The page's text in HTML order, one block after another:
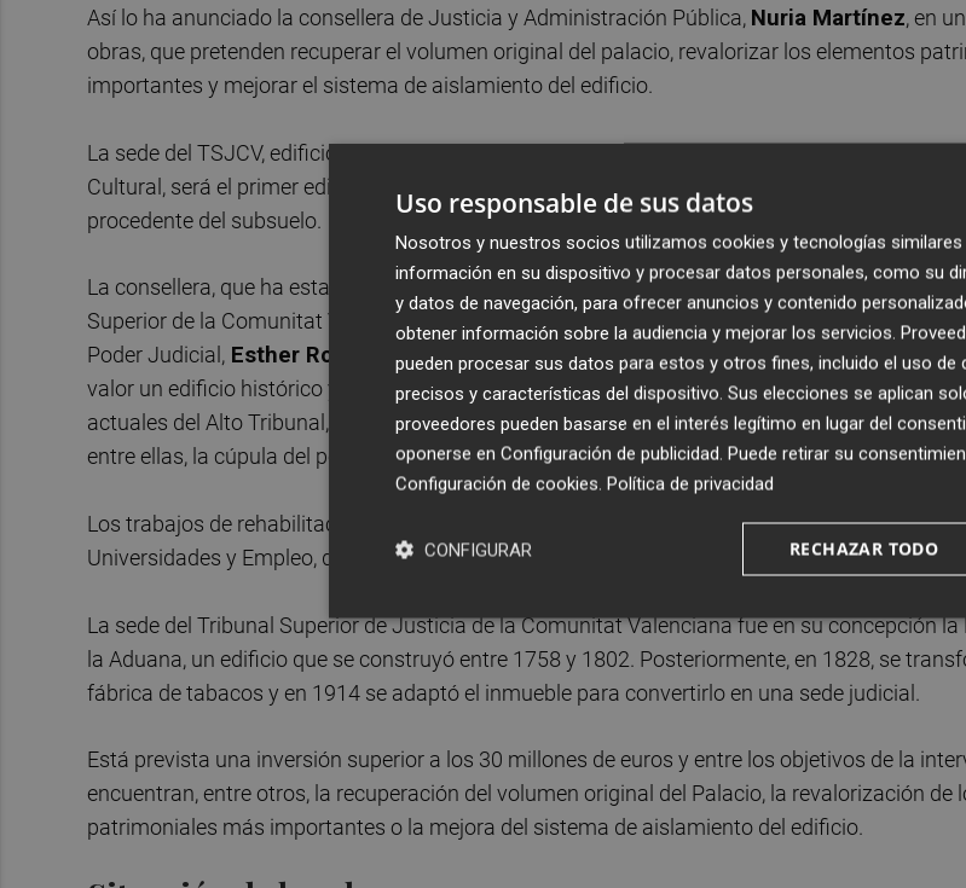
Así lo ha anunciado la consellera de Justicia y Administración Pública, Nuria Martínez, en
obras, que pretenden recuperar el volumen original del palacio, revalorizar los elementos
importantes y mejorar el sistema de aislamiento del edificio.
La sede del TSJCV, edificio catalogado como Monumento Histórico-Artístico Nacional y Bien
Cultural, será el primer edificio de la Generalitat rehabilitado, eficiente y sostenible gracias a la
procedente del subsuelo.
La consellera, que ha estado acompañada por el presidente del TSJCV,Manuel José Baeza
Superior de la Comunitat Valenciana,
Francisco José Ortiz ; y la vocal territorial del Consejo
Poder Judicial, Esther Rojo
, ha destacado que la rehabilitación integral, además de
valor un edificio histórico y singular, permitirá disponer de un edificio adecuado a las
actuales del Alto Tribunal, teniendo en cuenta que cada día trabajarán más de medio millar
entre ellas, la cúpula del poder judicial en la Comunitat Valenciana.
Los trabajos de rehabilitación se están realizando en colaboración con la Conselleria de
Universidades y Empleo, dada la catalogación del edificio como Bien de Interés Cultural (BIC).
La sede del Tribunal Superior de Justicia de la Comunitat Valenciana fue en su concepción la
la Aduana, un edificio que se construyó entre 1758 y 1802. Posteriormente, en 1828, se
fábrica de tabacos y en 1914 se adaptó el inmueble para convertirlo en una sede judicial.
Está prevista una inversión superior a los 30 millones de euros y entre los objetivos de la
encuentran, entre otros, la recuperación del volumen original del Palacio, la revalorización de
patrimoniales más importantes o la mejora del sistema de aislamiento del edificio.
Uso responsable de sus datos
Nosotros y nuestros socios utilizamos cookies y tecnologías similares
información en su dispositivo y procesar datos personales, como su
y datos de navegación, para ofrecer anuncios y contenido
obtener información sobre la audiencia y mejorar los servicios.
pueden procesar sus datos para estos y otros fines, incluido el uso de
precisos y características del dispositivo. Sus elecciones se aplican
proveedores pueden basarse en el interés legítimo en lugar del
oponerse en Configuración de publicidad. Puede retirar su
Configuración de cookies. Política de privacidad
RECHAZAR TODO
CONFIGURAR